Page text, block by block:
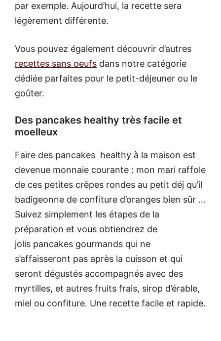
par exemple. Aujourd’hui, la recette sera
légèrement différente.
Vous pouvez également découvrir d’autres
recettes sans oeufs dans notre catégorie
dédiée parfaites pour le petit-déjeuner ou le
goûter.
Des pancakes healthy très facile et
moelleux
Faire des pancakes healthy à la maison est
devenue monnaie courante : mon mari raffole
de ces petites crêpes rondes au petit déj qu’il
badigeonne de confiture d’oranges bien sûr …
Suivez simplement les étapes de la
préparation et vous obtiendrez de
jolis pancakes gourmands qui ne
s’affaisseront pas après la cuisson et qui
seront dégustés accompagnés avec des
myrtilles, et autres fruits frais, sirop d’érable,
miel ou confiture. Une recette facile et rapide.